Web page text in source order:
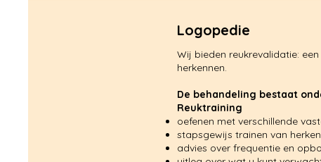
Logopedie
Wij bieden reukrevalidatie:
herkennen.
De behandeling bestaat
Reuktraining
oefenen met verschillende
stapsgewijs trainen van
advies over frequentie en